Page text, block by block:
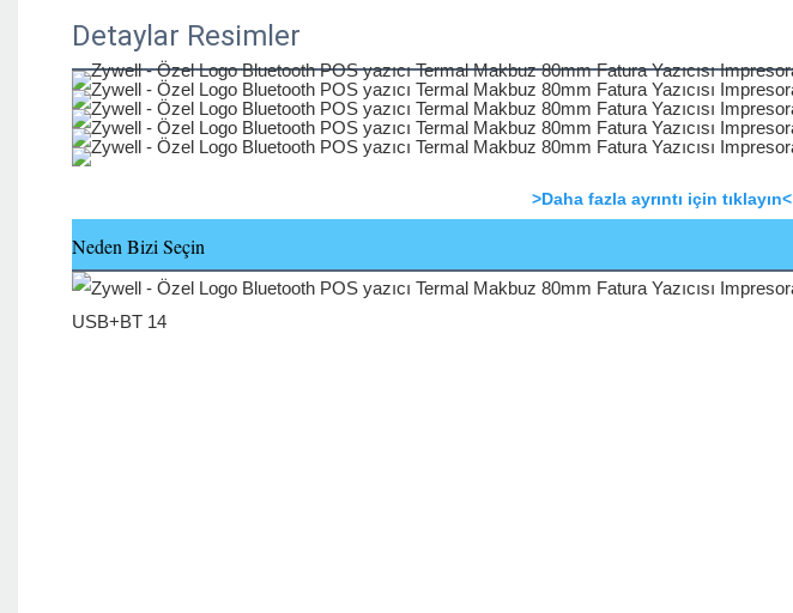
Detaylar Resimler
>Daha fazla ayrıntı için tıklayın<
Neden Bizi Seçin